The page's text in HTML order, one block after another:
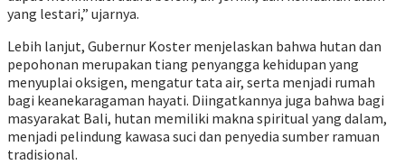
yang lestari,” ujarnya.
Lebih lanjut, Gubernur Koster menjelaskan bahwa hutan dan
pepohonan merupakan tiang penyangga kehidupan yang
menyuplai oksigen, mengatur tata air, serta menjadi rumah
bagi keanekaragaman hayati. Diingatkannya juga bahwa bagi
masyarakat Bali, hutan memiliki makna spiritual yang dalam,
menjadi pelindung kawasa suci dan penyedia sumber ramuan
tradisional.